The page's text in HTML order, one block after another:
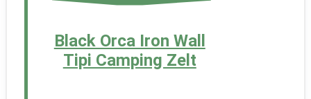
Black Orca Iron Wall
Tipi Camping Zelt